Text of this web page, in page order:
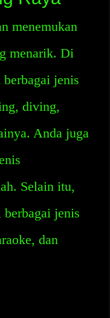
menemukan
menarik. Di
jenis
diving,
Anda juga
Selain itu,
jenis
dan